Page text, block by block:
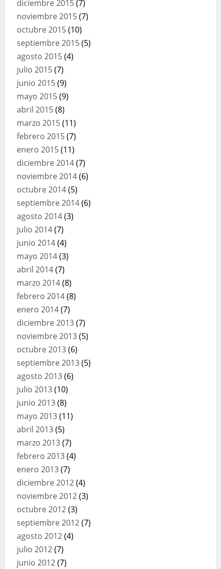
diciembre 2015(7)
noviembre 2015(7)
octubre 2015(10)
septiembre 2015(5)
agosto 2015(4)
julio 2015(7)
junio 2015(9)
mayo 2015(9)
abril 2015(8)
marzo 2015(11)
febrero 2015(7)
enero 2015(11)
diciembre 2014(7)
noviembre 2014(6)
octubre 2014(5)
septiembre 2014(6)
agosto 2014(3)
julio 2014(7)
junio 2014(4)
mayo 2014(3)
abril 2014(7)
marzo 2014(8)
febrero 2014(8)
enero 2014(7)
diciembre 2013(7)
noviembre 2013(5)
octubre 2013(6)
septiembre 2013(5)
agosto 2013(6)
julio 2013(10)
junio 2013(8)
mayo 2013(11)
abril 2013(5)
marzo 2013(7)
febrero 2013(4)
enero 2013(7)
diciembre 2012(4)
noviembre 2012(3)
octubre 2012(3)
septiembre 2012(7)
agosto 2012(4)
julio 2012(7)
junio 2012(7)